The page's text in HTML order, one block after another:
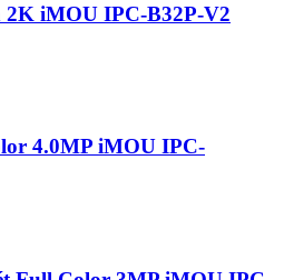
iMOU IPC-B32P-V2
4.0MP iMOU IPC-